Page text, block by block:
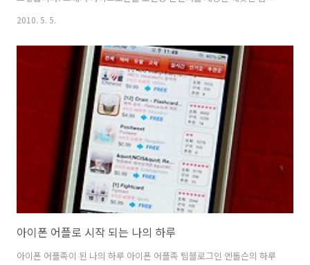
6만원은 조금 부담 스러웠지만, 3만원대 가격의 것은 한번 사두면 오래
쓰는것이니 괜찮겠다 라는 생각이 들더군요. 컴소닉 CM-1010 pro 를 사
용하면서 실제로 느낀점과 개조해보고 느낀점 등을 적어볼까 합니다. 컴
소닉 CM-1010 PRO 마이크로폰 박스 컴소닉 CM-1010 pro 마이크로폰
박스입니다. 키보드 크기 만하네요. 받침대도 있는 형태의 마이크..
2010. 5. 5.
아이폰 어플로 시작 되는 나의 하루
아이폰 어플족이 된 나의 하루 아이폰 어플족 팀블로그인 엔돌슨의 하루